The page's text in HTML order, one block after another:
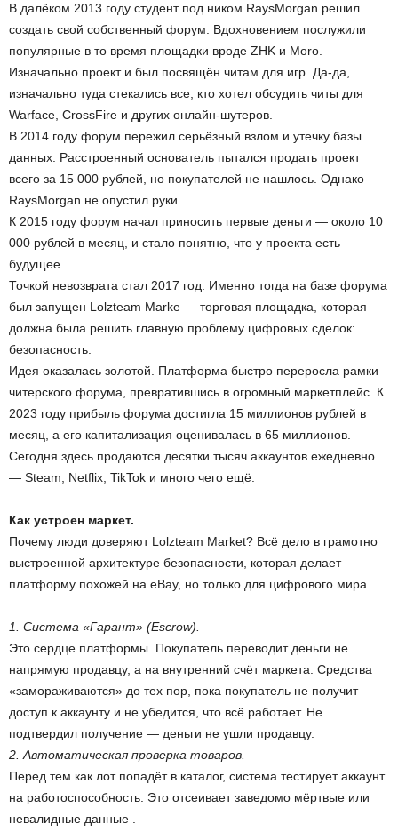
В далёком 2013 году студент под ником RaysMorgan решил
создать свой собственный форум. Вдохновением послужили
популярные в то время площадки вроде ZHK и Moro.
Изначально проект и был посвящён читам для игр. Да-да,
изначально туда стекались все, кто хотел обсудить читы для
Warface, CrossFire и других онлайн-шутеров.
В 2014 году форум пережил серьёзный взлом и утечку базы
данных. Расстроенный основатель пытался продать проект
всего за 15 000 рублей, но покупателей не нашлось. Однако
RaysMorgan не опустил руки.
К 2015 году форум начал приносить первые деньги — около 10
000 рублей в месяц, и стало понятно, что у проекта есть
будущее.
Точкой невозврата стал 2017 год. Именно тогда на базе форума
был запущен Lolzteam Marke — торговая площадка, которая
должна была решить главную проблему цифровых сделок:
безопасность.
Идея оказалась золотой. Платформа быстро переросла рамки
читерского форума, превратившись в огромный маркетплейс. К
2023 году прибыль форума достигла 15 миллионов рублей в
месяц, а его капитализация оценивалась в 65 миллионов.
Сегодня здесь продаются десятки тысяч аккаунтов ежедневно
— Steam, Netflix, TikTok и много чего ещё.
Как устроен маркет.
Почему люди доверяют Lolzteam Market? Всё дело в грамотно
выстроенной архитектуре безопасности, которая делает
платформу похожей на eBay, но только для цифрового мира.
1. Система «Гарант» (Escrow).
Это сердце платформы. Покупатель переводит деньги не
напрямую продавцу, а на внутренний счёт маркета. Средства
«замораживаются» до тех пор, пока покупатель не получит
доступ к аккаунту и не убедится, что всё работает. Не
подтвердил получение — деньги не ушли продавцу.
2. Автоматическая проверка товаров.
Перед тем как лот попадёт в каталог, система тестирует аккаунт
на работоспособность. Это отсеивает заведомо мёртвые или
невалидные данные .